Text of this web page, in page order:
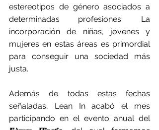
estereotipos de género asociados a
determinadas profesiones. La
incorporación de niñas, jóvenes y
mujeres en estas áreas es primordial
para conseguir una sociedad más
justa.
Además de todas estas fechas
señaladas, Lean In acabó el mes